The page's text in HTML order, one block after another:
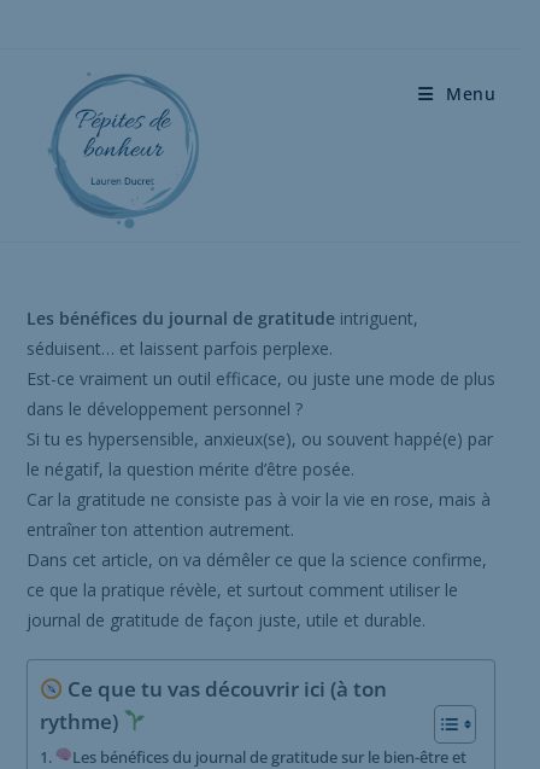
Menu
Les bénéfices du journal de gratitudeintriguent,
séduisent… et laissent parfois perplexe.
Est-ce vraiment un outil efficace, ou juste une mode de plus
dans le développement personnel ?
Si tu es hypersensible, anxieux(se), ou souvent happé(e) par
le négatif, la question mérite d’être posée.
Car la gratitude ne consiste pas à voir la vie en rose, mais à
entraîner ton attention autrement.
Dans cet article, on va démêler ce que la science confirme,
ce que la pratique révèle, et surtout comment utiliser le
journal de gratitude de façon juste, utile et durable.
Ce que tu vas découvrir ici (à ton
rythme)
Les bénéfices du journal de gratitude sur le bien-être et